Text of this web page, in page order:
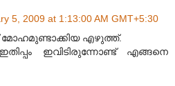
5, 2009 at 1:13:00 AM GMT+5:30
എഴുത്ത്.
ഇവിടിരുന്നോണ്ട് എങ്ങനെ